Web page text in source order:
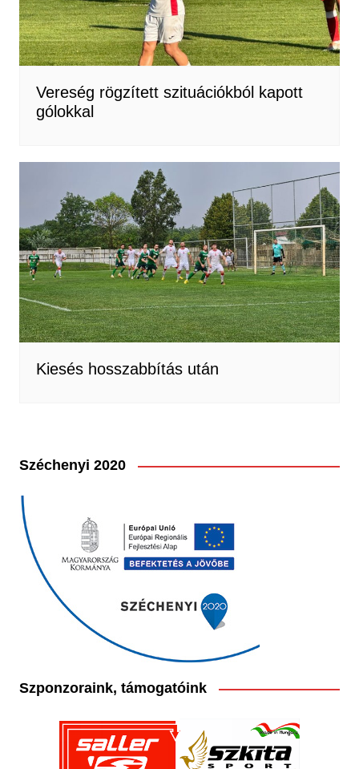
Vereség rögzített szituációkból kapott
gólokkal
Kiesés hosszabbítás után
Széchenyi 2020
Szponzoraink, támogatóink